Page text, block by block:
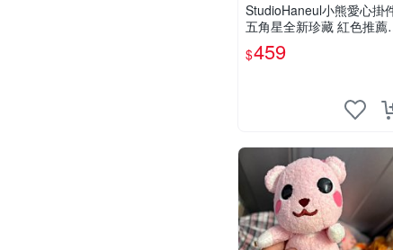
StudioHaneul小熊愛心掛
五角星全新珍藏 紅色推薦
藏 玩具掛飾 掛件 新品
$459